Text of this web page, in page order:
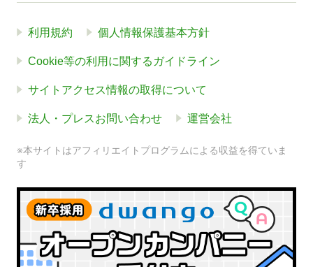
利用規約 個人情報保護基本方針
Cookie等の利用に関するガイドライン
サイトアクセス情報の取得について
法人・プレスお問い合わせ 運営会社
※本サイトはアフィリエイトプログラムによる収益を得ていま
す